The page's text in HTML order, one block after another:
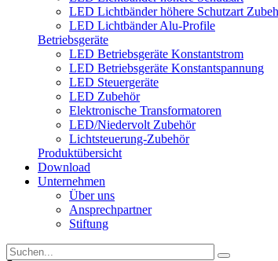
LED Lichtbänder höhere Schutzart
LED Lichtbänder Alu-Profile
Betriebsgeräte
LED Betriebsgeräte Konstantstrom
LED Betriebsgeräte Konstantspannung
LED Steuergeräte
LED Zubehör
Elektronische Transformatoren
LED/Niedervolt Zubehör
Lichtsteuerung-Zubehör
Produktübersicht
Download
Unternehmen
Über uns
Ansprechpartner
Stiftung